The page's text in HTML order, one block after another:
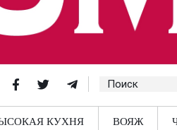
КУХНЯ ВОЯЖ